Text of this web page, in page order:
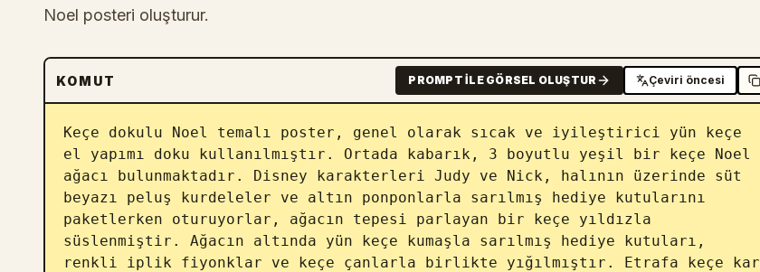
Noel posteri oluşturur.
KOMUT PROMPT ILE GÖRSEL OLUŞTUR Çeviri öncesi
Keçe dokulu Noel temalı poster, genel olarak sıcak ve iyileştirici yün keçe
el yapımı doku kullanılmıştır. Ortada kabarık, 3 boyutlu yeşil bir keçe Noel
ağacı bulunmaktadır. Disney karakterleri Judy ve Nick, halının üzerinde süt
beyazı peluş kurdeleler ve altın ponponlarla sarılmış hediye kutularını
paketlerken oturuyorlar, ağacın tepesi parlayan bir keçe yıldızla
süslenmiştir. Ağacın altında yün keçe kumaşla sarılmış hediye kutuları,
renkli iplik fiyonklar ve keçe çanlarla birlikte yığılmıştır. Etrafa keçe kar